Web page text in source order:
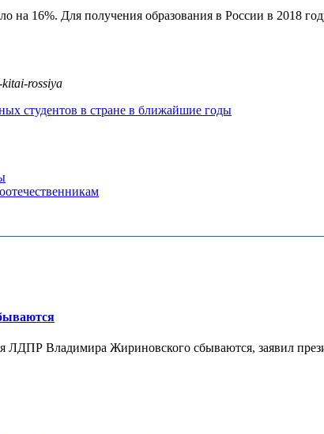
на 16%. Для получения образования в России в 2018
rossiya
студентов в стране в ближайшие годы
ЛДПР Владимира Жириновского сбываются, заявил